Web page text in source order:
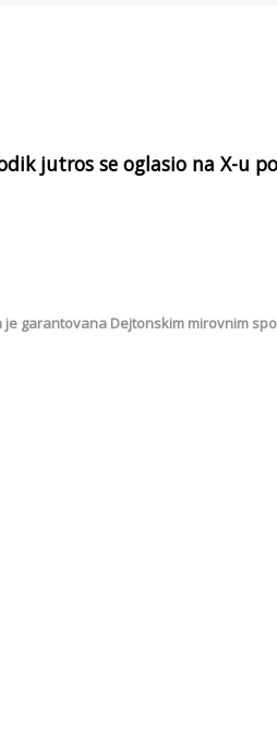
jutros se oglasio na X-u
garantovana Dejtonskim mirovnim